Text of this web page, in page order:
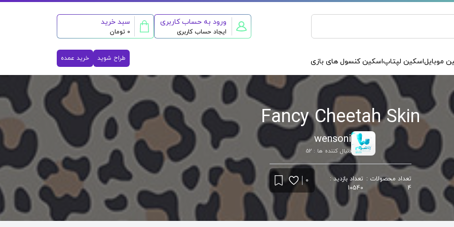
ورود به حساب کاربری
ایجاد حساب کاربری
سبد خرید
0 تومان
موبایلاسکین لپتاپاسکین کنسول های بازی طراح شوید خرید عمده
Fancy Cheetah Skin
wensoni
دنبال کننده ها : 52
تعداد محصولات :
4
تعداد بازدید :
10540
0